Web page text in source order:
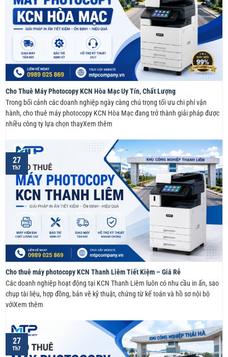
Cho Thuê Máy Photocopy KCN Hòa Mạc Uy Tín, Chất Lượng
Trong bối cảnh các doanh nghiệp ngày càng chú trọng tối ưu chi phí vận
hành, cho thuê máy photocopy KCN Hòa Mạc đang trở thành giải pháp được
nhiều công ty lựa chọn thayXem thêm
Cho thuê máy photocopy KCN Thanh Liêm Tiết Kiệm – Giá Rẻ
Các doanh nghiệp hoạt động tại KCN Thanh Liêm luôn có nhu cầu in ấn, sao
chụp tài liệu, hợp đồng, bản vẽ kỹ thuật, chứng từ kế toán và hồ sơ nội bộ
vớiXem thêm
27
Th7
27
Th7